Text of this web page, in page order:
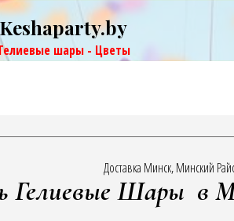
Keshaparty.by
шары - Цветы
Доставка Минск, Минский
Гелиевые Шары в